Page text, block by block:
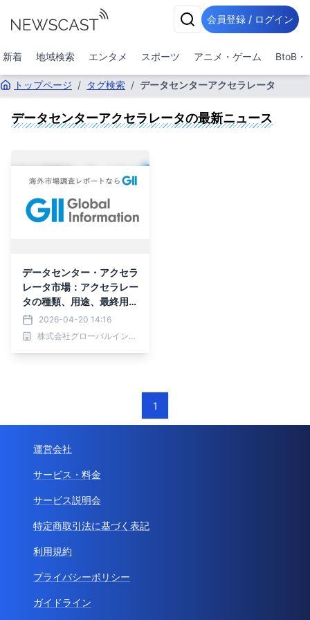
会員登録 / ログイン
新着 地域検索 エンタメ スポーツ アニメ・ゲーム BtoB・
トップページ / タグ検索 / データセンターアクセラレータ
データセンターアクセラレータの最新ニュース
データセンター・アクセラ
レータ市場：アクセラレー
タの種類、用途、最終用途
産業、導入モデル別―202
6年から2032年までの世
界市場予測
2026-04-20 14:16
株式会社グローバルインフォメーション
1
運営会社
サービス・料金
サービス説明会
特定商取引法に基づく表記
利用規約
プライバシーポリシー
ガイドライン